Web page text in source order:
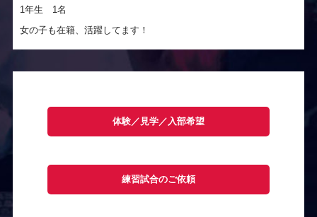
1年生 1名
女の子も在籍、活躍してます！
体験／見学／入部希望
練習試合のご依頼